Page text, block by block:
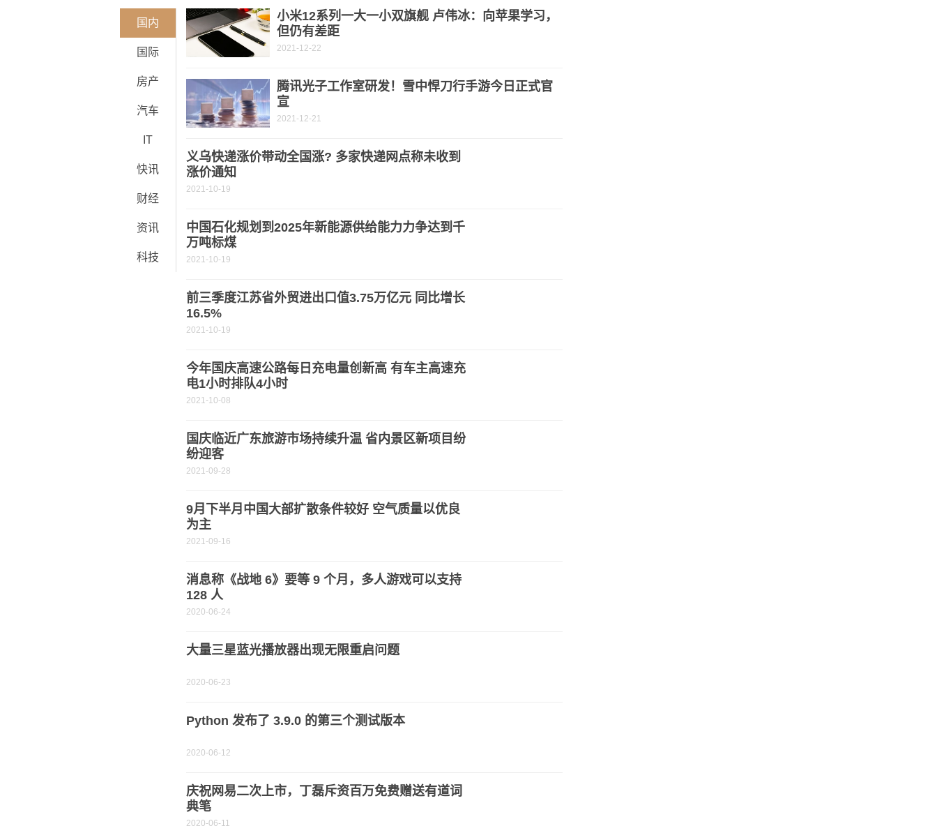
国内
国际
房产
汽车
IT
快讯
财经
资讯
科技
小米12系列一大一小双旗舰 卢伟冰：向苹果学习，
但仍有差距
2021-12-22
腾讯光子工作室研发！雪中悍刀行手游今日正式官
宣
2021-12-21
义乌快递涨价带动全国涨? 多家快递网点称未收到
涨价通知
2021-10-19
中国石化规划到2025年新能源供给能力力争达到千
万吨标煤
2021-10-19
前三季度江苏省外贸进出口值3.75万亿元 同比增长
16.5%
2021-10-19
今年国庆高速公路每日充电量创新高 有车主高速充
电1小时排队4小时
2021-10-08
国庆临近广东旅游市场持续升温 省内景区新项目纷
纷迎客
2021-09-28
9月下半月中国大部扩散条件较好 空气质量以优良
为主
2021-09-16
消息称《战地 6》要等 9 个月，多人游戏可以支持
128 人
2020-06-24
大量三星蓝光播放器出现无限重启问题
2020-06-23
Python 发布了 3.9.0 的第三个测试版本
2020-06-12
庆祝网易二次上市，丁磊斥资百万免费赠送有道词
典笔
2020-06-11